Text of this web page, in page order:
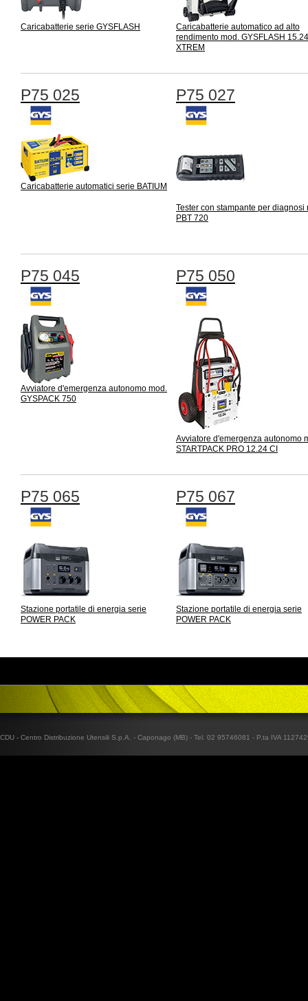
Caricabatterie serie GYSFLASH
Caricabatterie automatico ad alto
rendimento mod. GYSFLASH 15.24
XTREM
P75 025
Caricabatterie automatici serie BATIUM
P75 027
Tester con stampante per diagnosi
PBT 720
P75 045
Avviatore d'emergenza autonomo mod.
GYSPACK 750
P75 050
Avviatore d'emergenza autonomo
STARTPACK PRO 12.24 CI
P75 065
Stazione portatile di energia serie
POWER PACK
P75 067
Stazione portatile di energia serie
POWER PACK
CDU - Centro Distribuzione Utensili S.p.A. - Caponago (MB) - Tel. 02 95746081 - P.ta IVA